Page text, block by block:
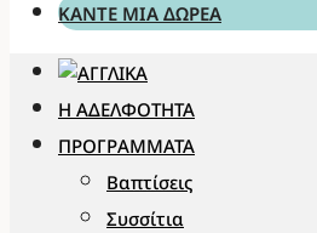
ΚΆΝΤΕ ΜΊΑ ΔΩΡΕΆ
Η ΑΔΕΛΦΌΤΗΤΑ
ΠΡΟΓΡΆΜΜΑΤΑ
Βαπτίσεις
Συσσίτια